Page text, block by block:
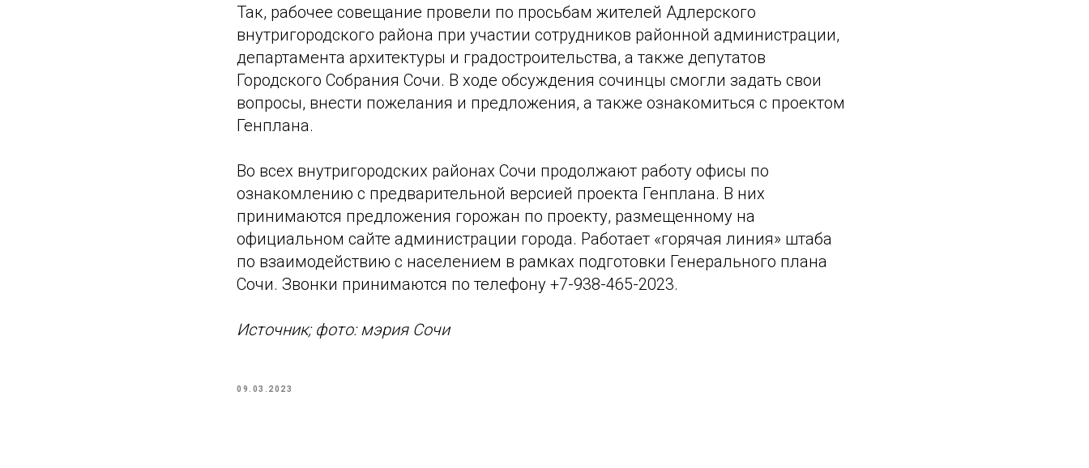
Так, рабочее совещание провели по просьбам жителей Адлерского
внутригородского района при участии сотрудников районной администрации,
департамента архитектуры и градостроительства, а также депутатов
Городского Собрания Сочи. В ходе обсуждения сочинцы смогли задать свои
вопросы, внести пожелания и предложения, а также ознакомиться с проектом
Генплана.
Во всех внутригородских районах Сочи продолжают работу офисы по
ознакомлению с предварительной версией проекта Генплана. В них
принимаются предложения горожан по проекту, размещенному на
официальном сайте администрации города. Работает «горячая линия» штаба
по взаимодействию с населением в рамках подготовки Генерального плана
Сочи. Звонки принимаются по телефону +7-938-465-2023.
Источник; фото: мэрия Сочи
09.03.2023